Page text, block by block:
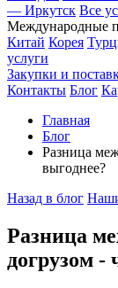
— Иркутск Все
Международные
Китай Корея
услуги
Закупки и
Контакты Блог
Главная
Блог
Разница
выгоднее?
Назад в блог
Разница
догрузом -